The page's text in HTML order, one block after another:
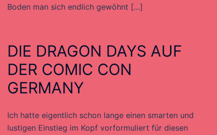
Boden man sich endlich gewöhnt […]
DIE DRAGON DAYS AUF
DER COMIC CON
GERMANY
Ich hatte eigentlich schon lange einen smarten und
lustigen Einstieg im Kopf vorformuliert für diesen